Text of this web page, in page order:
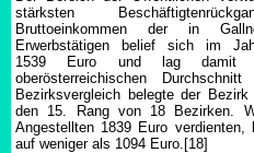
stärksten
Bruttoeinkommen der in
Erwerbstätigen belief sich im
1539 Euro und lag damit
oberösterreichischen
Bezirksvergleich belegte der Bezirk
den 15. Rang von 18 Bezirken.
Angestellten 1839 Euro verdienten,
auf weniger als 1094 Euro.[18]